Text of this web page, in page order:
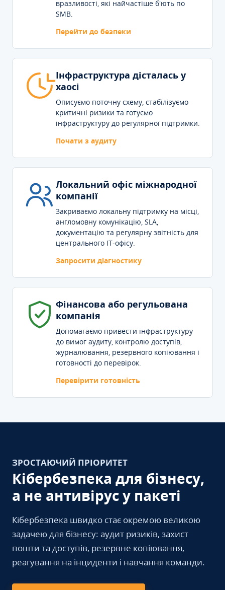
вразливості, які найчастіше б'ють по
SMB.
Перейти до безпеки
Інфраструктура дісталась у
хаосі
Описуємо поточну схему, стабілізуємо
критичні ризики та готуємо
інфраструктуру до регулярної підтримки.
Почати з аудиту
Локальний офіс міжнародної
компанії
Закриваємо локальну підтримку на місці,
англомовну комунікацію, SLA,
документацію та регулярну звітність для
центрального IT-офісу.
Запросити діагностику
Фінансова або регульована
компанія
Допомагаємо привести інфраструктуру
до вимог аудиту, контролю доступів,
журналювання, резервного копіювання і
готовності до перевірок.
Перевірити готовність
ЗРОСТАЮЧИЙ ПРІОРИТЕТ
Кібербезпека для бізнесу,
а не антивірус у пакеті
Кібербезпека швидко стає окремою великою
задачею для бізнесу: аудит ризиків, захист
пошти та доступів, резервне копіювання,
реагування на інциденти і навчання команди.